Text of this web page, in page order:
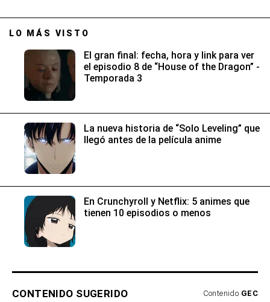
LO MÁS VISTO
El gran final: fecha, hora y link para ver
el episodio 8 de “House of the Dragon” -
Temporada 3
La nueva historia de “Solo Leveling” que
llegó antes de la película anime
En Crunchyroll y Netflix: 5 animes que
tienen 10 episodios o menos
CONTENIDO SUGERIDO Contenido GEC